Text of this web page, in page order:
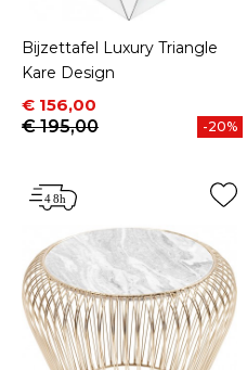
Bijzettafel Luxury Triangle
Kare Design
Prijs
€ 156,00
Normale prijs
€ 195,00
-20%